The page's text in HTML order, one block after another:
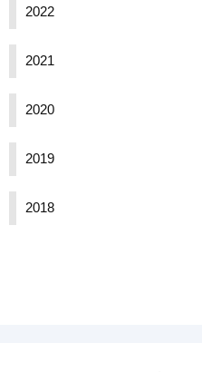
2022
2021
2020
2019
2018